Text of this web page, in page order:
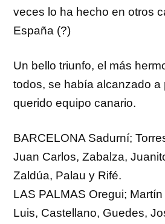
veces lo ha hecho en otros
España (?)
Un bello triunfo, el más
todos, se había alcanzado a
querido equipo canario.
BARCELONA Sadurní;
Juan Carlos, Zabalza,
Zaldúa, Palau y Rifé.
LAS PALMAS Oregui;
Luis, Castellano, Guedes,